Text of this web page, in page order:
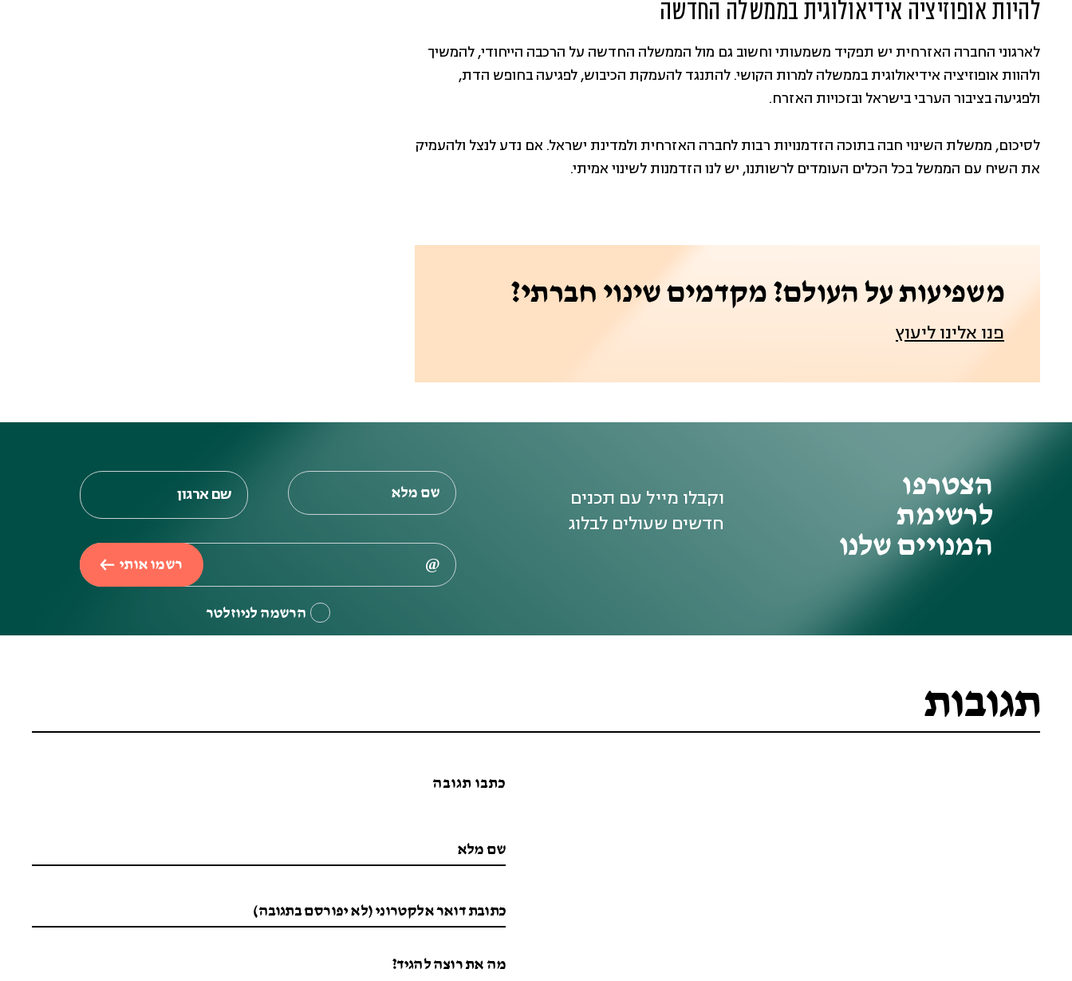
להיות אופוזיציה אידיאולוגית בממשלה החדשה
לארגוני החברה האזרחית יש תפקיד משמעותי וחשוב גם מול הממשלה החדשה על הרכבה הייחודי, להמשיך
ולהוות אופוזיציה אידיאולוגית בממשלה למרות הקושי. להתנגד להעמקת הכיבוש, לפגיעה בחופש הדת,
ולפגיעה בציבור הערבי בישראל ובזכויות האזרח.
לסיכום, ממשלת השינוי חבה בתוכה הזדמנויות רבות לחברה האזרחית ולמדינת ישראל. אם נדע לנצל ולהעמיק
את השיח עם הממשל בכל הכלים העומדים לרשותנו, יש לנו הזדמנות לשינוי אמיתי.
משפיעות על העולם? מקדמים שינוי חברתי?
פנו אלינו ליעוץ
הצטרפו
לרשימת
המנויים שלנו
וקבלו מייל עם תכנים
חדשים שעולים לבלוג
הרשמה לניוזלטר
רשמו אותי
תגובות
כתבו תגובה